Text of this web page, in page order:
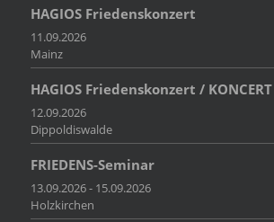
HAGIOS Friedenskonzert
11.09.2026
Mainz
HAGIOS Friedenskonzert /
12.09.2026
Dippoldiswalde
FRIEDENS-Seminar
13.09.2026 - 15.09.2026
Holzkirchen